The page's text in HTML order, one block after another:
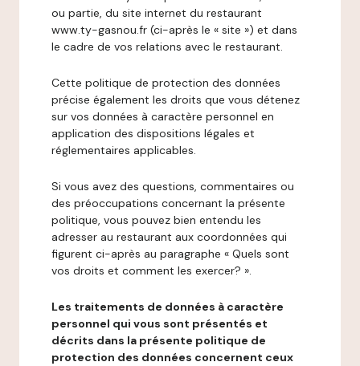
ou partie, du site internet du restaurant
www.ty-gasnou.fr (ci-après le « site ») et dans
le cadre de vos relations avec le restaurant.
Cette politique de protection des données
précise également les droits que vous détenez
sur vos données à caractère personnel en
application des dispositions légales et
réglementaires applicables.
Si vous avez des questions, commentaires ou
des préoccupations concernant la présente
politique, vous pouvez bien entendu les
adresser au restaurant aux coordonnées qui
figurent ci-après au paragraphe « Quels sont
vos droits et comment les exercer? ».
Les traitements de données à caractère
personnel qui vous sont présentés et
décrits dans la présente politique de
protection des données concernent ceux